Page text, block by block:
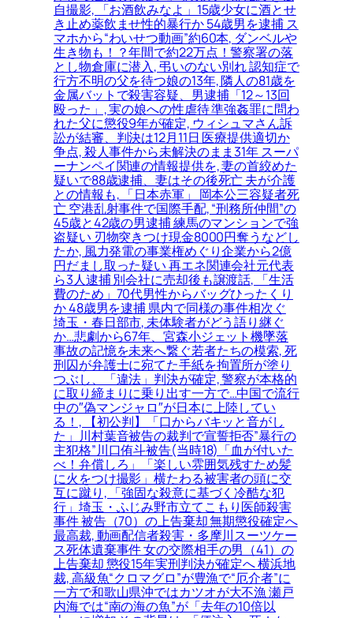
自撮影, 「お酒飲みなよ」15歳少女に酒とせ
き止め薬飲ませ性的暴行か 54歳男を逮捕 ス
マホから“わいせつ動画”約60本, ダンベルや
生き物も！？年間で約22万点！警察署の落
とし物倉庫に潜入, 弔いのない別れ 認知症で
行方不明の父を待つ娘の13年, 隣人の81歳を
金属バットで殺害容疑、男逮捕「12～13回
殴った」, 実の娘への性虐待 準強姦罪に問わ
れた父に懲役9年が確定, ウィシュマさん訴
訟が結審、判決は12月11日 医療提供適切か
争点, 殺人事件から未解決のまま31年 スーパ
ーナンペイ関連の情報提供を, 妻の首絞めた
疑いで88歳逮捕、妻はその後死亡 夫が介護
との情報も, 「日本赤軍」 岡本公三容疑者死
亡 空港乱射事件で国際手配, “刑務所仲間”の
45歳と42歳の男逮捕 練馬のマンションで強
盗疑い 刃物突きつけ現金8000円奪うなどし
たか, 風力発電の事業権めぐり企業から2億
円だまし取った疑い 再エネ関連会社元代表
ら3人逮捕 別会社に売却後も譲渡話, 「生活
費のため」70代男性からバッグひったくり
か 48歳男を逮捕 県内で同様の事件相次ぐ
埼玉・春日部市, 未体験者がどう語り継ぐ
か…悲劇から67年、宮森小ジェット機墜落
事故の記憶を未来へ繋ぐ若者たちの模索, 死
刑囚が弁護士に宛てた手紙を拘置所が塗り
つぶし、「違法」判決が確定, 警察が本格的
に取り締まりに乗り出す一方で…中国で流行
中の″偽マンジャロ″が日本に上陸してい
る！, 【初公判】「口からバキッと音がし
た」川村葉音被告の裁判で宣誓拒否”暴行の
主犯格”川口侑斗被告(当時18)「血が付いた
べ！弁償しろ」「楽しい雰囲気残すため髪
に火をつけ撮影」横たわる被害者の頭に交
互に蹴り, 「強固な殺意に基づく冷酷な犯
行」埼玉・ふじみ野市立てこもり医師殺害
事件 被告（70）の上告棄却 無期懲役確定へ
最高裁, 動画配信者殺害・多摩川スーツケー
ス死体遺棄事件 女の交際相手の男（41）の
上告棄却 懲役15年実刑判決が確定へ 横浜地
裁, 高級魚“クロマグロ”が豊漁で“厄介者”に
一方で和歌山県沖ではカツオが大不漁 瀬戸
内海では“南の海の魚”が「去年の10倍以